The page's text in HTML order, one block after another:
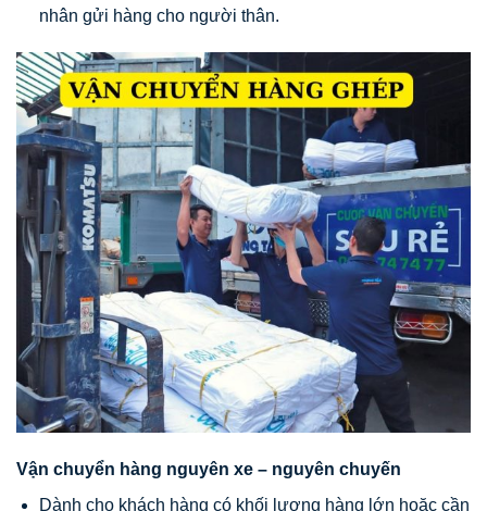
nhân gửi hàng cho người thân.
Vận chuyển hàng nguyên xe – nguyên chuyến
Dành cho khách hàng có khối lượng hàng lớn hoặc cần